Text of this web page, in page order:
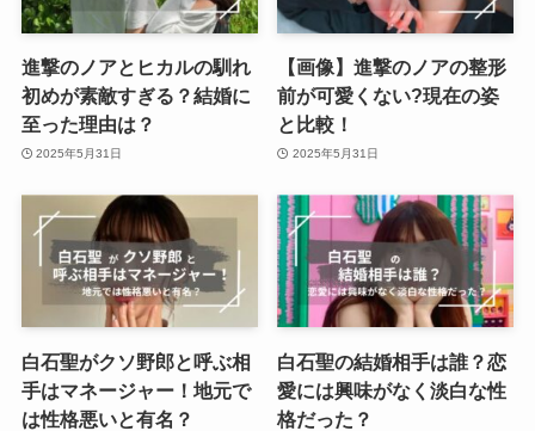
進撃のノアとヒカルの馴れ
初めが素敵すぎる？結婚に
至った理由は？
2025年5月31日
【画像】進撃のノアの整形
前が可愛くない?現在の姿
と比較！
2025年5月31日
白石聖がクソ野郎と呼ぶ相
手はマネージャー！地元で
は性格悪いと有名？
白石聖の結婚相手は誰？恋
愛には興味がなく淡白な性
格だった？